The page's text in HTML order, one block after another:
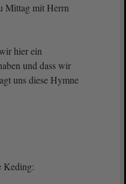
Mittag mit Herrn
hier ein
und dass wir
uns diese Hymne
Keding: